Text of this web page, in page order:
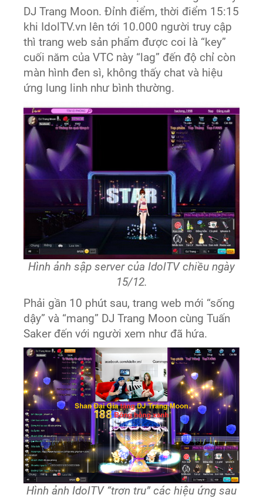
DJ Trang Moon. Đỉnh điểm, thời điểm 15:15
khi IdolTV.vn lên tới 10.000 người truy cập
thì trang web sản phẩm được coi là “key”
cuối năm của VTC này “lag” đến độ chỉ còn
màn hình đen sì, không thấy chat và hiệu
ứng lung linh như bình thường.
Hình ảnh sập server của IdolTV chiều ngày
15/12.
Phải gần 10 phút sau, trang web mới “sống
dậy” và “mang” DJ Trang Moon cùng Tuấn
Saker đến với người xem như đã hứa.
Hình ảnh IdolTV “trơn tru” các hiệu ứng sau